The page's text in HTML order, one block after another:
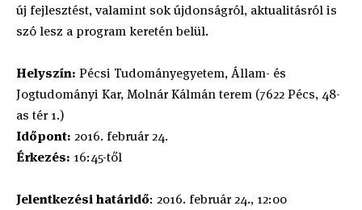
új fejlesztést, valamint sok újdonságról, aktualitásról is
szó lesz a program keretén belül.
Helyszín: Pécsi Tudományegyetem, Állam- és
Jogtudományi Kar, Molnár Kálmán terem (7622 Pécs, 48-
as tér 1.)
Időpont: 2016. február 24.
Érkezés: 16:45-től
Jelentkezési határidő: 2016. február 24., 12:00